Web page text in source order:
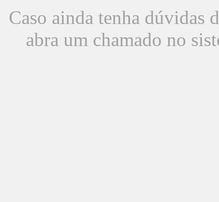
Caso ainda tenha dúvidas
abra um chamado no